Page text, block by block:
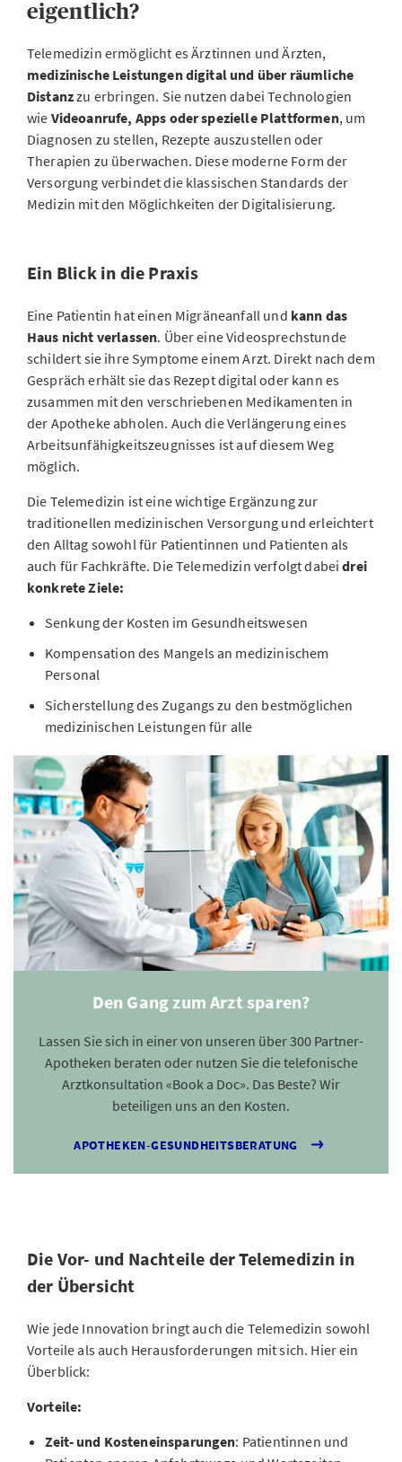
eigentlich?
Telemedizin ermöglicht es Ärztinnen und Ärzten,
medizinische Leistungen digital und über räumliche
Distanzzu erbringen. Sie nutzen dabei Technologien
wie Videoanrufe, Apps oder spezielle Plattformen, um
Diagnosen zu stellen, Rezepte auszustellen oder
Therapien zu überwachen. Diese moderne Form der
Versorgung verbindet die klassischen Standards der
Medizin mit den Möglichkeiten der Digitalisierung.
Ein Blick in die Praxis
Eine Patientin hat einen Migräneanfall und kann das
Haus nicht verlassen. Über eine Videosprechstunde
schildert sie ihre Symptome einem Arzt. Direkt nach dem
Gespräch erhält sie das Rezept digital oder kann es
zusammen mit den verschriebenen Medikamenten in
der Apotheke abholen. Auch die Verlängerung eines
Arbeitsunfähigkeitszeugnisses ist auf diesem Weg
möglich.
Die Telemedizin ist eine wichtige Ergänzung zur
traditionellen medizinischen Versorgung und erleichtert
den Alltag sowohl für Patientinnen und Patienten als
auch für Fachkräfte. Die Telemedizin verfolgt dabeidrei
konkrete Ziele:
Senkung der Kosten im Gesundheitswesen
Kompensation des Mangels an medizinischem
Personal
Sicherstellung des Zugangs zu den bestmöglichen
medizinischen Leistungen für alle
Den Gang zum Arzt sparen?
Lassen Sie sich in einer von unseren über 300 Partner-
Apotheken beraten oder nutzen Sie die telefonische
Arztkonsultation «Book a Doc». Das Beste? Wir
beteiligen uns an den Kosten.
APOTHEKEN-GESUNDHEITSBERATUNG
Die Vor- und Nachteile der Telemedizin in
der Übersicht
Wie jede Innovation bringt auch die Telemedizin sowohl
Vorteile als auch Herausforderungen mit sich. Hier ein
Überblick:
Vorteile:
Zeit- und Kosteneinsparungen: Patientinnen und